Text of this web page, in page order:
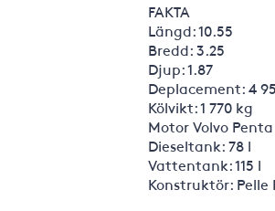
FAKTA
Längd: 10.55
Bredd: 3.25
Djup: 1.87
Deplacement: 4
Kölvikt: 1 770 kg
Motor Volvo
Dieseltank: 78 l
Vattentank: 115 l
Konstruktör: Pelle